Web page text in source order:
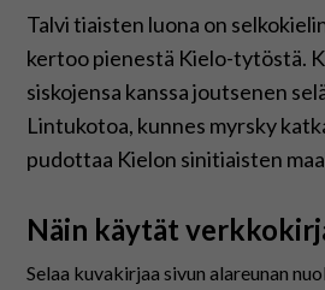
Materiaalit
Kuvatyökalut
Saavutettavuus
På svenska
Talvi tiaisten luona on
kertoo pienestä Kielo-tytöstä.
siskojensa kanssa joutsenen
Lintukotoa, kunnes myrsky
pudottaa Kielon sinitiaisten
Näin käytät
Selaa kuvakirjaa sivun alareunan